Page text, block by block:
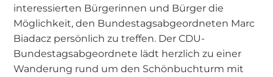
interessierten Bürgerinnen und Bürger die
Möglichkeit, den Bundestagsabgeordneten Marc
Biadacz persönlich zu treffen. Der CDU-
Bundestagsabgeordnete lädt herzlich zu einer
Wanderung rund um den Schönbuchturm mit